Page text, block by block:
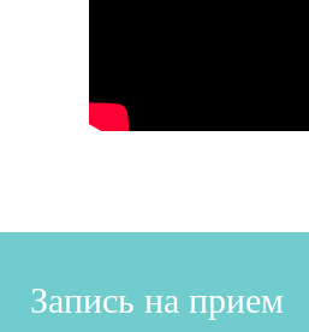
Запись на прием